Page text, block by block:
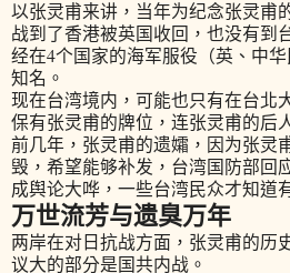
以张灵甫来讲，当年为纪念张灵甫
战到了香港被英国收回，也没有到
经在4个国家的海军服役（英、中
知名。
现在台湾境内，可能也只有在台北
保有张灵甫的牌位，连张灵甫的后
前几年，张灵甫的遗孀，因为张灵
毁，希望能够补发，台湾国防部回
成舆论大哗，一些台湾民众才知道
万世流芳与遗臭万年
两岸在对日抗战方面，张灵甫的历
议大的部分是国共内战。